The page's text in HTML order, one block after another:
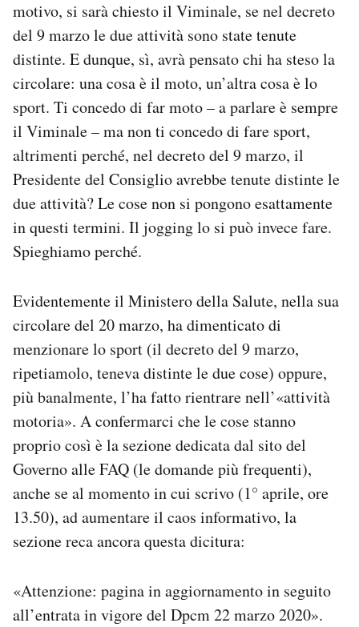
motivo, si sarà chiesto il Viminale, se nel decreto
del 9 marzo le due attività sono state tenute
distinte. E dunque, sì, avrà pensato chi ha steso la
circolare: una cosa è il moto, un’altra cosa è lo
sport. Ti concedo di far moto – a parlare è sempre
il Viminale – ma non ti concedo di fare sport,
altrimenti perché, nel decreto del 9 marzo, il
Presidente del Consiglio avrebbe tenute distinte le
due attività? Le cose non si pongono esattamente
in questi termini. Il jogging lo si può invece fare.
Spieghiamo perché.
Evidentemente il Ministero della Salute, nella sua
circolare del 20 marzo, ha dimenticato di
menzionare lo sport (il decreto del 9 marzo,
ripetiamolo, teneva distinte le due cose) oppure,
più banalmente, l’ha fatto rientrare nell’«attività
motoria». A confermarci che le cose stanno
proprio così è la sezione dedicata dal sito del
Governo alle FAQ (le domande più frequenti),
anche se al momento in cui scrivo (1° aprile, ore
13.50), ad aumentare il caos informativo, la
sezione reca ancora questa dicitura:
«Attenzione: pagina in aggiornamento in seguito
all’entrata in vigore del Dpcm 22 marzo 2020».